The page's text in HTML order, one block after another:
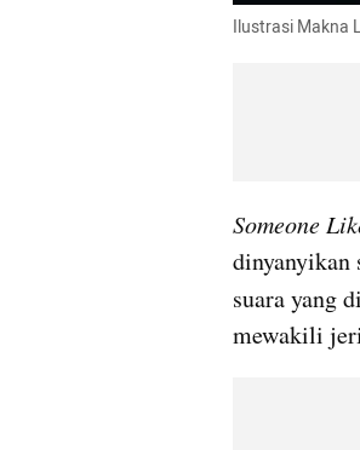
Ilustrasi Makna
Someone
dinyanyikan
suara yang
mewakili